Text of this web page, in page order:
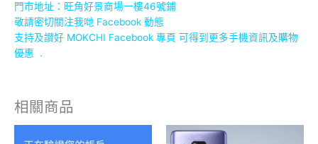
門市地址： 旺角好景商場一樓46號鋪
敬請密切關注我哋 Facebook 動態
支持及讃好 MOKCHI Facebook 專頁 可得到更多手機資訊及購物
優惠 .
相關商品